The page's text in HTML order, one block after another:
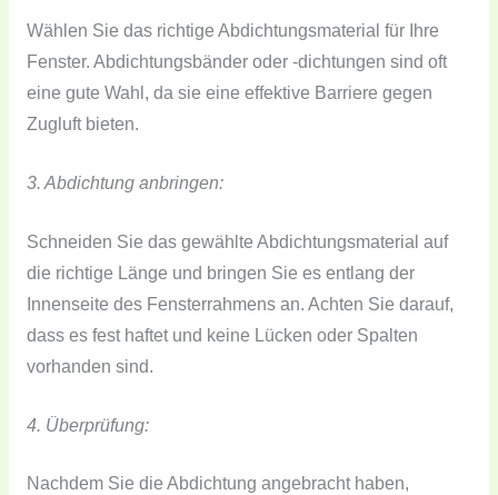
Wählen Sie das richtige Abdichtungsmaterial für Ihre
Fenster. Abdichtungsbänder oder -dichtungen sind oft
eine gute Wahl, da sie eine effektive Barriere gegen
Zugluft bieten.
3. Abdichtung anbringen:
Schneiden Sie das gewählte Abdichtungsmaterial auf
die richtige Länge und bringen Sie es entlang der
Innenseite des Fensterrahmens an. Achten Sie darauf,
dass es fest haftet und keine Lücken oder Spalten
vorhanden sind.
4. Überprüfung:
Nachdem Sie die Abdichtung angebracht haben,